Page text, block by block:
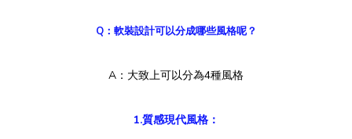
Q：軟裝設計可以分成哪些風格呢？
A：大致上可以分為4種風格
1.質感現代風格：